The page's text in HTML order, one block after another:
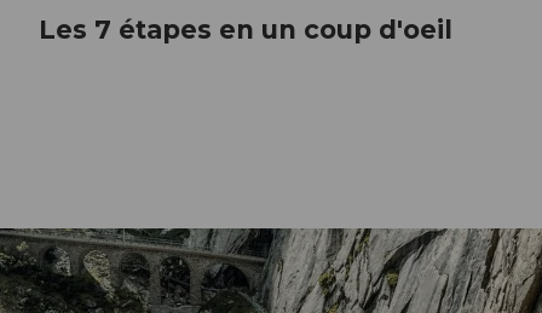
Les 7 étapes en un coup d'oeil